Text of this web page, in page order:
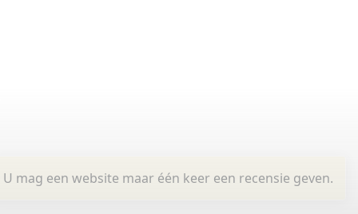
U mag een website maar één keer een recensie geven.